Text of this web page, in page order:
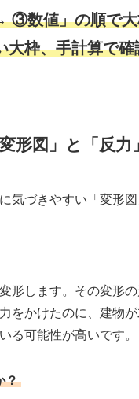
数値」の順で大
大枠、手計算で確
形図」と「反力
気づきやすい「変形
形します。その変形
をかけたのに、建物
る可能性が高いです。
？